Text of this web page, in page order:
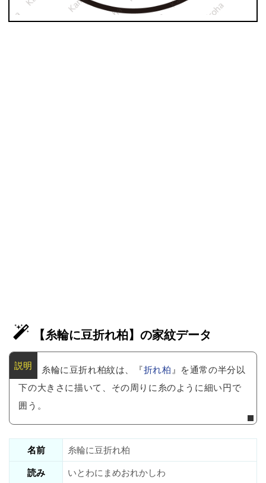
【糸輪に豆折れ柏】の家紋データ
糸輪に豆折れ柏紋は、『折れ柏』を通常の半分以
下の大きさに描いて、その周りに糸のように細い円で
囲う。
名前
糸輪に豆折れ柏
読み
いとわにまめおれかしわ